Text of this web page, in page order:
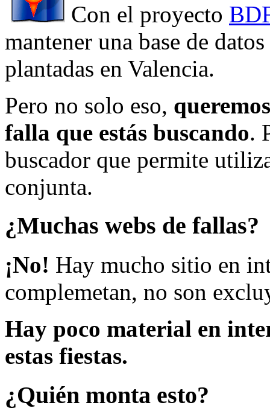
Con el proyecto
mantener una base de
plantadas en Valencia.
Pero no solo eso,
falla que estás buscando.
buscador que permite
conjunta.
¿Muchas webs de fallas?
¡No! Hay mucho sitio en
complemetan, no son
Hay poco material en
estas fiestas.
¿Quién monta esto?